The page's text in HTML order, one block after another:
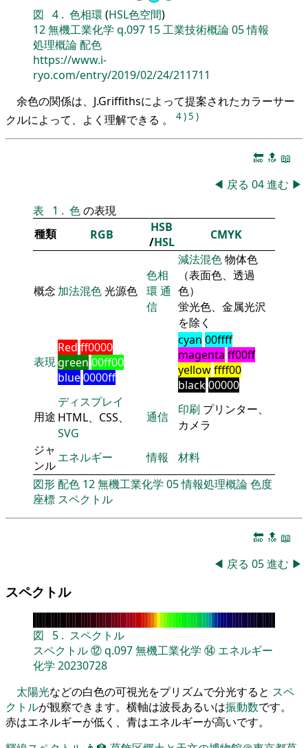
図 4 . 色相環 (HSL色空間)
12無機工業化学 q.097 15工業技術概論05情報
処理概論配色
https://www.i-
ryo.com/entry/2019/02/24/211711
余色の関係は、J.Griffithsによって提案されたカラーサー
クルによって、よく理解できる 。
4)5 )
🔚 🔝 📖
◀ 戻る 04進む ▶
表
1 . 色の表現
種類
RGB
HSB
/HSL CMYK
概念 加法混色光源色
色相
環 通
信
減法混色物体色
（表面色、透過
色）
蛍光色、金属光沢
を除く
表現
Red ff0000
green 00ff00
blue0000ff
cyan 00ffff
magenta ff00ff
yellowffff00
black00000
用途
ディスプレイ
HTML、CSS、
SVG
通信 印刷 プリンター、
カメラ
ジャ
ンル
エネルギー 情報
材料
図形配色 12無機工業化学 05情報処理概論色度
座標 スペクトル
🔚 🔝 📖
◀ 戻る 05進む ▶
スペクトル
図 5 . スペクトル
スペクトル⑫q.097無機工業化学 ⑭ エネルギー
化学 20230728
太陽光などの白色の可視光をプリズムで分光すると スペ
クトルが観察できます。横軸は波長あるいは振動数です。
赤はエネルギーが低く、青はエネルギーが高いです。